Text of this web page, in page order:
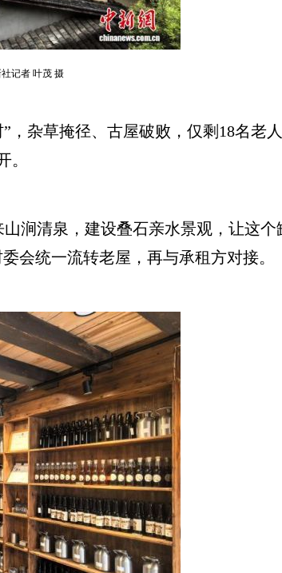
记者 叶茂 摄
杂草掩径、古屋破败，仅剩18名老
。
清泉，建设叠石亲水景观，让这个
会统一流转老屋，再与承租方对接。